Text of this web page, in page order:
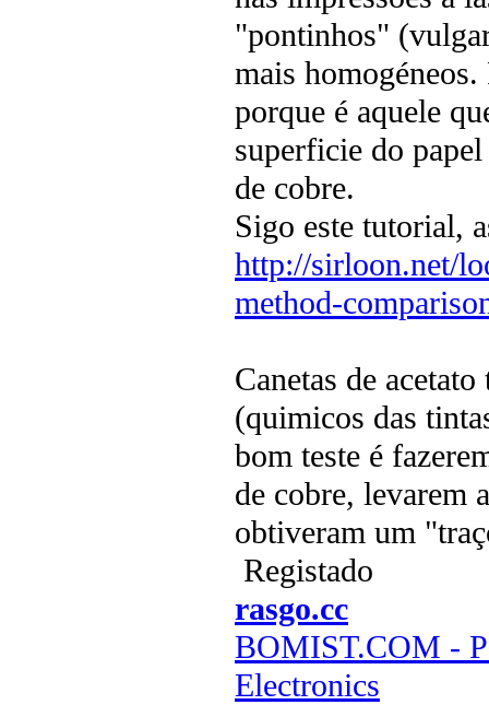
"pontinhos"
mais
porque é aquele
superficie do
de cobre.
Sigo este tutorial,
http://sirloon.net/
method-
Canetas de
(quimicos das
bom teste é
de cobre, levarem
obtiveram um
Registado
rasgo.cc
BOMIST.COM -
Electronics